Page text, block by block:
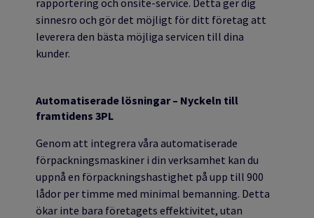
sinnesro och gör det möjligt för ditt företag att
leverera den bästa möjliga servicen till dina
kunder.
Automatiserade lösningar – Nyckeln till
framtidens 3PL
Genom att integrera våra automatiserade
förpackningsmaskiner i din verksamhet kan du
uppnå en förpackningshastighet på upp till 900
lådor per timme med minimal bemanning. Detta
ökar inte bara företagets effektivitet, utan